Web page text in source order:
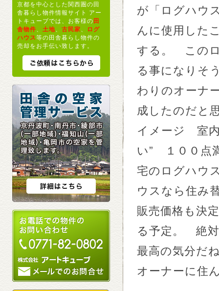
が「ログハウ
んに使用した
する。 この
る事になりそ
わりのオーナ
成したのだと
イメージ 室
い” １００点
宅のログハウ
ウスなら住み
販売価格も決
る予定。 絶
最高の気分だ
オーナーに住
京都を中心とした関西圏の田
舎暮らし物件情報サイト アー
トキューブでは、お客様の田
舎物件
土地 古民家
ログ
ハウス等の田舎暮らし物件の
売却をお手伝い致します。